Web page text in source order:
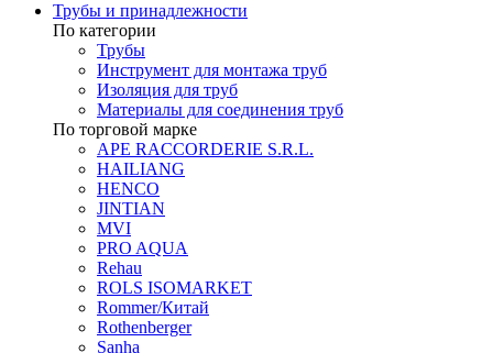
Трубы и принадлежности
По категории
Трубы
Инструмент для монтажа труб
Изоляция для труб
Материалы для соединения труб
По торговой марке
APE RACCORDERIE S.R.L.
HAILIANG
HENCO
JINTIAN
MVI
PRO AQUA
Rehau
ROLS ISOMARKET
Rommer/Китай
Rothenberger
Sanha